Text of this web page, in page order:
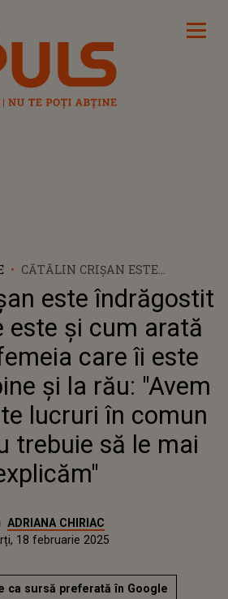
CĂTĂLIN CRIȘAN ESTE
ÎNDRĂGOSTIT LULEA! CINE
ESTE ȘI CUM ARATĂ CAMELIA,
FEMEIA CARE ÎI ESTE ALĂTURI,
LA BINE ȘI LA RĂU: "AVEM
FOARTE MULTE LUCRURI ÎN
SĂ LE MAI EXPLICĂM"
este îndrăgostit
este și cum arată
care îi este
și la rău: "Avem
lucruri în comun
trebuie să le mai
ADRIANA CHIRIAC
18 februarie 2025
ca sursă preferată în Google